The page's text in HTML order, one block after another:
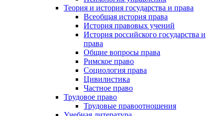
Теория и история государства и права
Всеобщая история права
История правовых учений
История российского государства и
права
Общие вопросы права
Римское право
Социология права
Цивилистика
Частное право
Трудовое право
Трудовые правоотношения